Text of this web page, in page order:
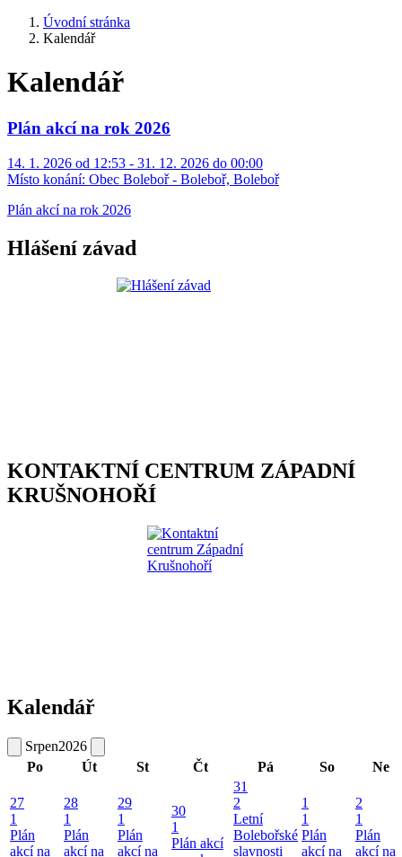
Úvodní stránka
Kalendář
Kalendář
Plán akcí na rok 2026
14. 1. 2026 od 12:53 - 31. 12. 2026 do 00:00
Místo konání: Obec Boleboř - Boleboř, Boleboř
Plán akcí na rok 2026
Hlášení závad
KONTAKTNÍ CENTRUM ZÁPADNÍ
KRUŠNOHOŘÍ
Kalendář
Srpen2026
Po
Út St Čt Pá So Ne
27
1
Plán
akcí na
28
1
Plán
akcí na
29
1
Plán
akcí na
30
1
Plán akcí
31
2
Letní
Bolebořské
slavnosti
1
1
Plán
akcí na
2
1
Plán
akcí na